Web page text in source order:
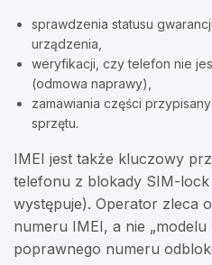
sprawdzenia statusu
urządzenia,
weryfikacji, czy telefon nie
(odmowa naprawy),
zamawiania części
sprzętu.
IMEI jest także kluczowy
telefonu z blokady SIM-lock
występuje). Operator zleca
numeru IMEI, a nie „modelu
poprawnego numeru